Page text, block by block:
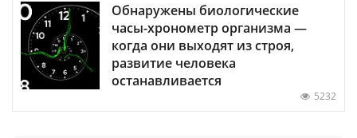
Обнаружены биологические
часы-хронометр организма —
когда они выходят из строя,
развитие человека
останавливается
5232